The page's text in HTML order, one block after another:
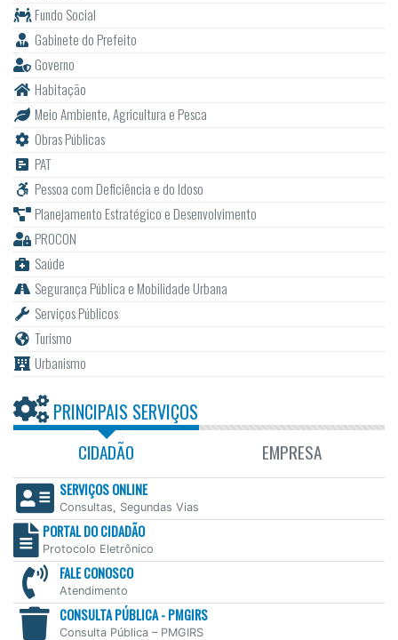
Fundo Social
Gabinete do Prefeito
Governo
Habitação
Meio Ambiente, Agricultura e Pesca
Obras Públicas
PAT
Pessoa com Deficiência e do Idoso
Planejamento Estratégico e Desenvolvimento
PROCON
Saúde
Segurança Pública e Mobilidade Urbana
Serviços Públicos
Turismo
Urbanismo
PRINCIPAIS SERVIÇOS
CIDADÃO EMPRESA
SERVIÇOS ONLINE
Consultas, Segundas Vias
PORTAL DO CIDADÃO
Protocolo Eletrônico
FALE CONOSCO
Atendimento
CONSULTA PÚBLICA - PMGIRS
Consulta Pública – PMGIRS